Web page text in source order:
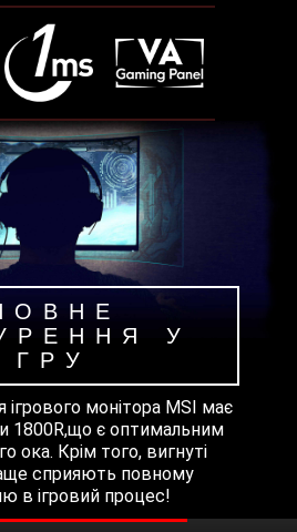
У
ГРУ
ігрового монітора MSI має
1800R,що є оптимальним
ока. Крім того, вигнуті
сприяють повному
в ігровий процес!